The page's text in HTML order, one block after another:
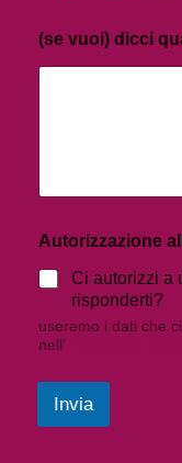
(se vuoi) dicci
Autorizzazione
Ci autorizzi a
risponderti?
useremo i dati che
nell'
Invia